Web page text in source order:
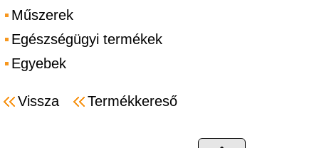
Műszerek
Egészségügyi termékek
Egyebek
Vissza Termékkereső